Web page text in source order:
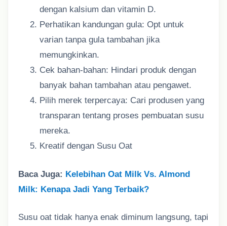
dengan kalsium dan vitamin D.
Perhatikan kandungan gula: Opt untuk
varian tanpa gula tambahan jika
memungkinkan.
Cek bahan-bahan: Hindari produk dengan
banyak bahan tambahan atau pengawet.
Pilih merek terpercaya: Cari produsen yang
transparan tentang proses pembuatan susu
mereka.
Kreatif dengan Susu Oat
Baca Juga: Kelebihan Oat Milk Vs. Almond
Milk: Kenapa Jadi Yang Terbaik?
Susu oat tidak hanya enak diminum langsung, tapi